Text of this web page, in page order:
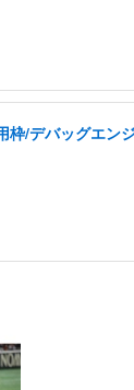
枠/デバッグエン